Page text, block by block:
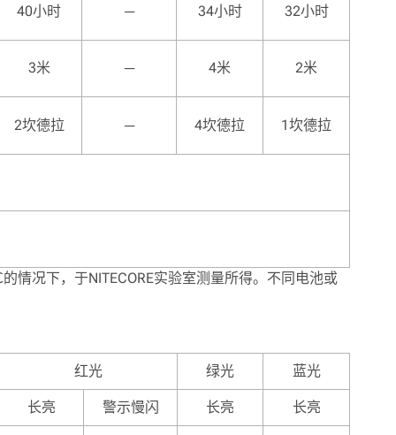
40小时 ─ 34小时 32小时
3米 ─ 4米 2米
2坎德拉 ─ 4坎德拉 1坎德拉
情况下，于NITECORE实验室测量所得。不同电池或
红光 绿光 蓝光
长亮 警示慢闪 长亮 长亮